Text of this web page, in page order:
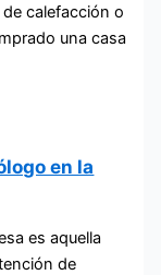
calefacción o
una casa
en la
es aquella
de